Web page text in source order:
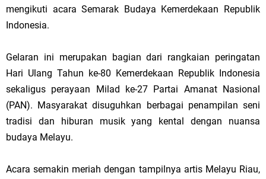
mengikuti acara Semarak Budaya Kemerdekaan Republik
Indonesia.
Gelaran ini merupakan bagian dari rangkaian peringatan
Hari Ulang Tahun ke-80 Kemerdekaan Republik Indonesia
sekaligus perayaan Milad ke-27 Partai Amanat Nasional
(PAN). Masyarakat disuguhkan berbagai penampilan seni
tradisi dan hiburan musik yang kental dengan nuansa
budaya Melayu.
Acara semakin meriah dengan tampilnya artis Melayu Riau,